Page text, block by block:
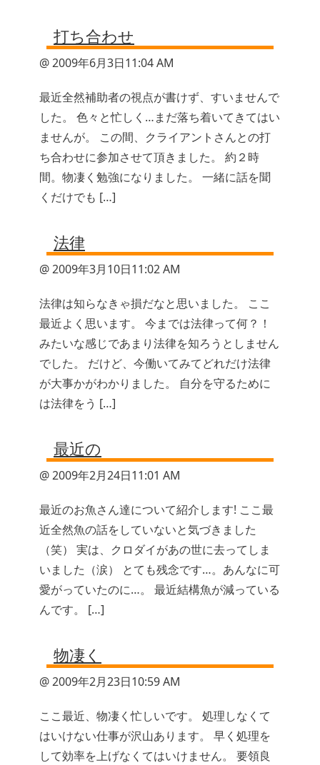
打ち合わせ
@ 2009年6月3日11:04 AM
最近全然補助者の視点が書けず、すいませんで
した。 色々と忙しく…まだ落ち着いてきてはい
ませんが。 この間、クライアントさんとの打
ち合わせに参加させて頂きました。 約２時
間。物凄く勉強になりました。 一緒に話を聞
くだけでも […]
法律
@ 2009年3月10日11:02 AM
法律は知らなきゃ損だなと思いました。 ここ
最近よく思います。 今までは法律って何？！
みたいな感じであまり法律を知ろうとしません
でした。 だけど、今働いてみてどれだけ法律
が大事かがわかりました。 自分を守るために
は法律をう […]
最近の
@ 2009年2月24日11:01 AM
最近のお魚さん達について紹介します! ここ最
近全然魚の話をしていないと気づきました
（笑） 実は、クロダイがあの世に去ってしま
いました（涙） とても残念です…。あんなに可
愛がっていたのに…。 最近結構魚が減っている
んです。 […]
物凄く
@ 2009年2月23日10:59 AM
ここ最近、物凄く忙しいです。 処理しなくて
はいけない仕事が沢山あります。 早く処理を
して効率を上げなくてはいけません。 要領良